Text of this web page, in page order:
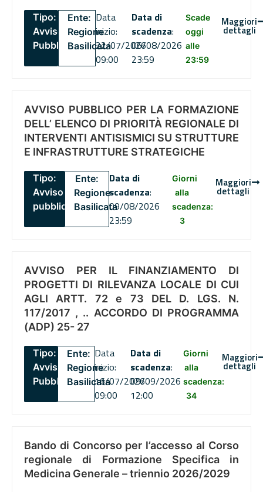
Tipo:
Avviso
Pubblico
Ente:
Regione
Basilicata
Data
inizio:
22/07/2026
09:00
Data di
scadenza:
06/08/2026
23:59
Scade
oggi
alle
23:59
Maggiori
dettagli
AVVISO PUBBLICO PER LA FORMAZIONE
DELL’ ELENCO DI PRIORITÀ REGIONALE DI
INTERVENTI ANTISISMICI SU STRUTTURE
E INFRASTRUTTURE STRATEGICHE
Tipo:
Avviso
pubblico
Ente:
Regione
Basilicata
Data di
scadenza:
09/08/2026
23:59
Giorni
alla
scadenza:
3
Maggiori
dettagli
AVVISO PER IL FINANZIAMENTO DI
PROGETTI DI RILEVANZA LOCALE DI CUI
AGLI ARTT. 72 e 73 DEL D. LGS. N.
117/2017 , .. ACCORDO DI PROGRAMMA
(ADP) 25- 27
Tipo:
Avviso
Pubblico
Ente:
Regione
Basilicata
Data
inizio:
16/07/2026
09:00
Data di
scadenza:
09/09/2026
12:00
Giorni
alla
scadenza:
34
Maggiori
dettagli
Bando di Concorso per l’accesso al Corso
regionale di Formazione Specifica in
Medicina Generale – triennio 2026/2029